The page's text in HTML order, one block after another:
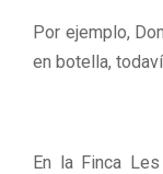
Por ejemplo,
en botella,
En la Finca